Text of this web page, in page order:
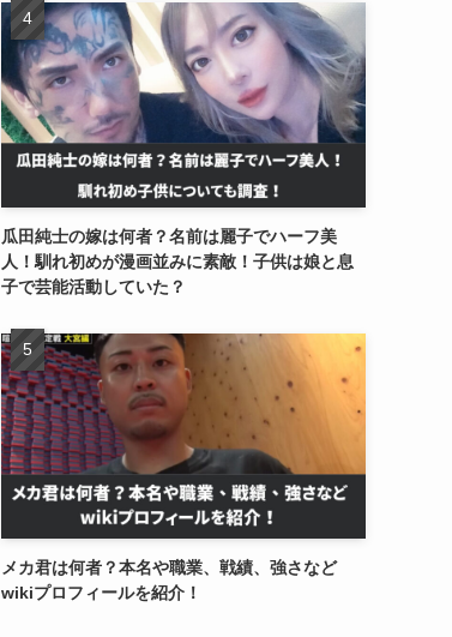
瓜田純士の嫁は何者？名前は麗子でハーフ美
人！馴れ初めが漫画並みに素敵！子供は娘と息
子で芸能活動していた？
メカ君は何者？本名や職業、戦績、強さなど
wikiプロフィールを紹介！